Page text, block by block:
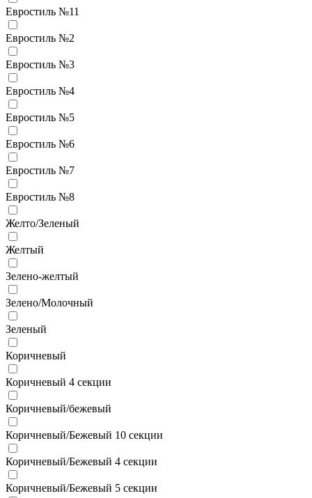
Евростиль №11
Евростиль №2
Евростиль №3
Евростиль №4
Евростиль №5
Евростиль №6
Евростиль №7
Евростиль №8
Желто/Зеленый
Желтый
Зелено-желтый
Зелено/Молочный
Зеленый
Коричневый
Коричневый 4 секции
Коричневый/бежевый
Коричневый/Бежевый 10 секции
Коричневый/Бежевый 4 секции
Коричневый/Бежевый 5 секции